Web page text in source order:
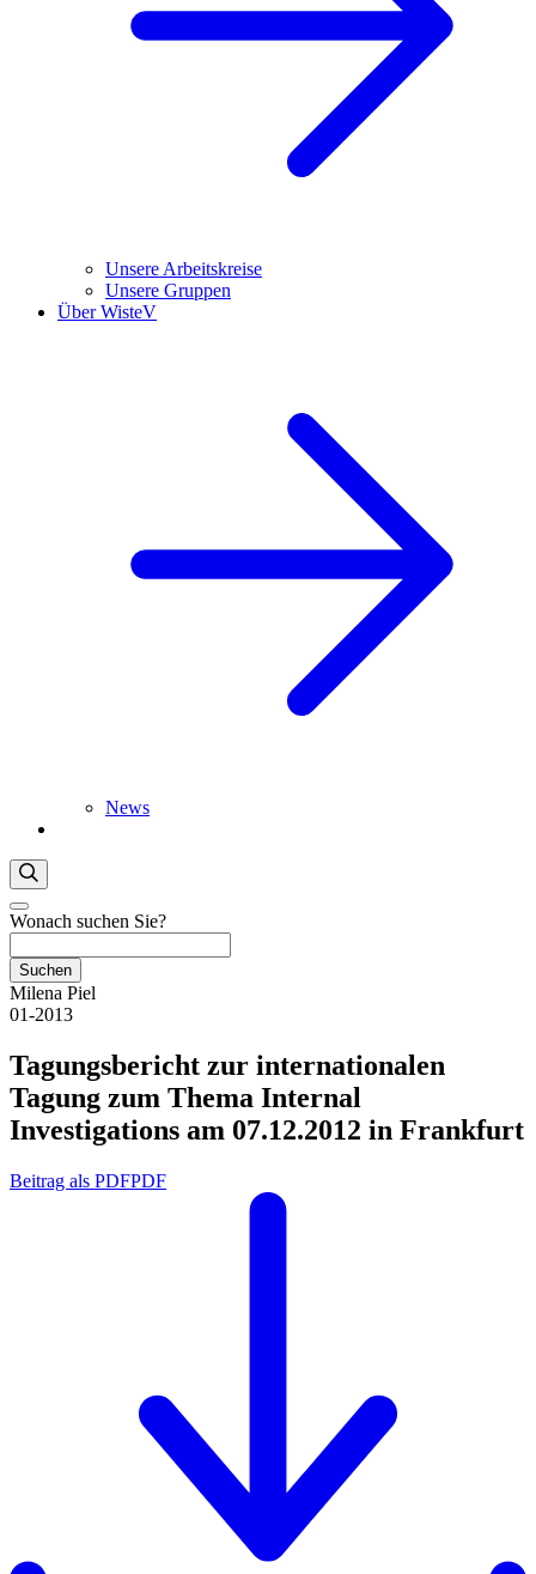
Unsere Arbeitskreise
Unsere Gruppen
Über WisteV
News
Wonach suchen Sie?
Suchen
Milena Piel
01-2013
Tagungsbericht zur internationalen
Tagung zum Thema Internal
Investigations am 07.12.2012 in Frankfurt
Beitrag als PDFPDF